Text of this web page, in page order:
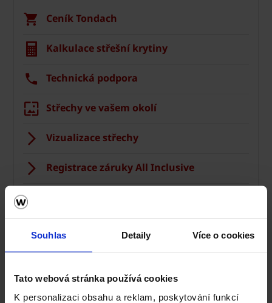
Souhlas Detaily Více o cookies
Tato webová stránka používá cookies
K personalizaci obsahu a reklam, poskytování funkcí
Ceník Tondach
Kalkulace střešní krytiny
Technická podpora
Střechy ve vašem okolí
Vizualizace střechy
Registrace záruky All Inclusive